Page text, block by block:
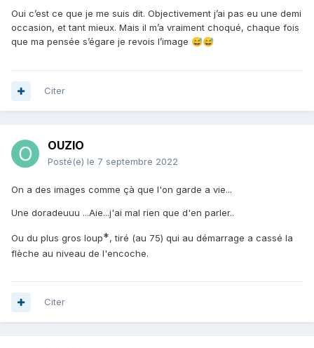
Oui c’est ce que je me suis dit. Objectivement j’ai pas eu une demi
occasion, et tant mieux. Mais il m’a vraiment choqué, chaque fois
que ma pensée s’égare je revois l’image 😅😅
Citer
OUZIO
Posté(e) le 7 septembre 2022
On a des images comme çà que l'on garde a vie...
Une doradeuuu ...Aie...j'ai mal rien que d'en parler..
Ou du plus gros loup*, tiré (au 75) qui au démarrage a cassé la
flèche au niveau de l'encoche.
Citer